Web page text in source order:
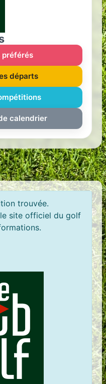
départs
calendrier
trouvée.
site officiel du golf